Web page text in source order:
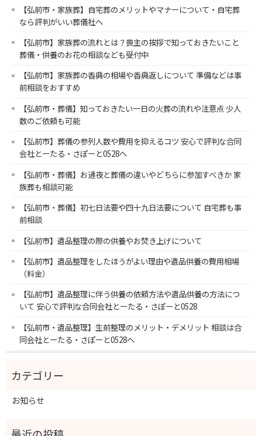
【弘前市・家族葬】自宅葬のメリットやマナーについて・自宅葬
なら評判がいい葬儀社へ
【弘前市】家族葬の流れとは？喪主の挨拶で知っておきたいこと
葬儀・供養のお花の相談なども受付中
【弘前市】家族葬の香典の相場や香典返しについて 準備などは事
前相談をおすすめ
【弘前市・葬儀】知っておきたい一日の火葬の流れや注意点 少人
数のご依頼も可能
【弘前市】葬儀の参列人数や費用を抑えるコツ 安心で評判な合同
会社とーたる・さぽーと0528へ
【弘前市・葬儀】お通夜と葬儀の違いやどちらに参加すべきか 家
族葬も相談可能
【弘前市・葬儀】初七日法要や四十九日法要について 自宅葬も事
前相談
【弘前市】遺品整理の際の供養やお焚き上げについて
【弘前市】遺品整理をしたほうがよい理由や遺品供養の費用相場
（料金）
【弘前市】遺品整理に伴う供養の依頼方法や遺品供養の方法につ
いて 安心で評判な合同会社とーたる・さぽーと0528
【弘前市・遺品整理】生前整理のメリット・デメリット 相談は合
同会社とーたる・さぽーと0528へ
お知らせ